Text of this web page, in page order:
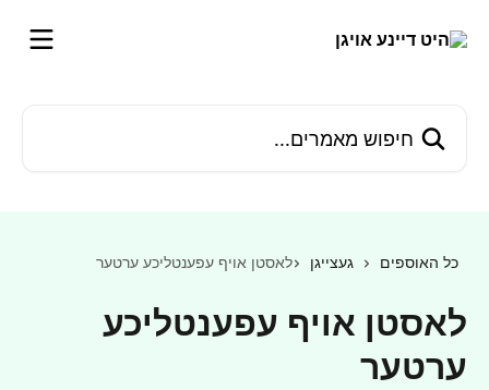
כל האוספים געצייגן לאסטן אויף עפענטליכע ערטער
לאסטן אויף עפענטליכע
ערטער